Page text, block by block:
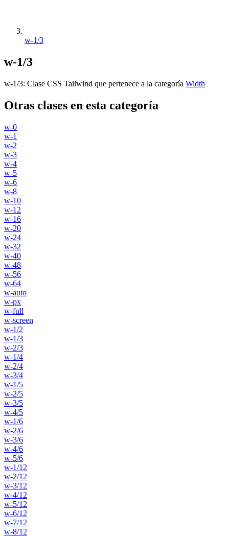
w-1/3
w-1/3
w-1/3: Clase CSS Tailwind que pertenece a la categoría Width
Otras clases en esta categoría
w-0
w-1
w-2
w-3
w-4
w-5
w-6
w-8
w-10
w-12
w-16
w-20
w-24
w-32
w-40
w-48
w-56
w-64
w-auto
w-px
w-full
w-screen
w-1/2
w-1/3
w-2/3
w-1/4
w-2/4
w-3/4
w-1/5
w-2/5
w-3/5
w-4/5
w-1/6
w-2/6
w-3/6
w-4/6
w-5/6
w-1/12
w-2/12
w-3/12
w-4/12
w-5/12
w-6/12
w-7/12
w-8/12